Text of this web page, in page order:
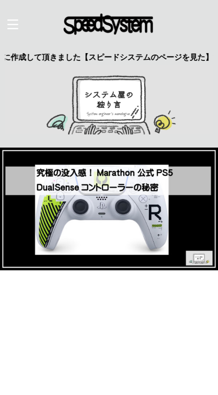
ました【スピードシステムのページを見た】で特典あり